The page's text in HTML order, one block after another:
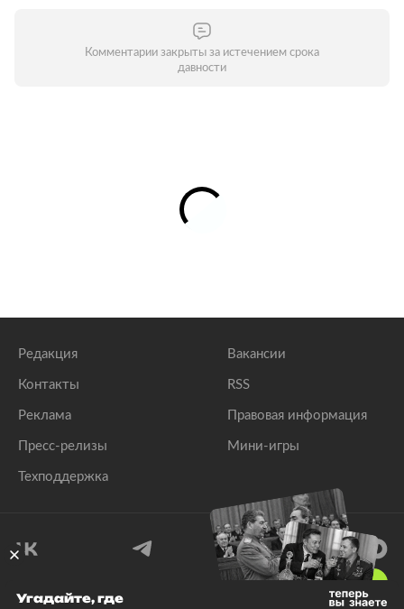
Комментарии закрыты за истечением срока
давности
Редакция
Контакты
Реклама
Пресс-релизы
Техподдержка
Вакансии
RSS
Правовая информация
Мини-игры
Угадайте, где